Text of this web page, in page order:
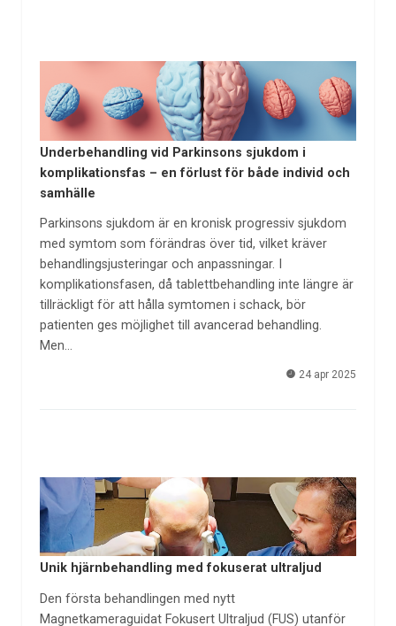
Underbehandling vid Parkinsons sjukdom i
komplikationsfas – en förlust för både individ och
samhälle
Parkinsons sjukdom är en kronisk progressiv sjukdom
med symtom som förändras över tid, vilket kräver
behandlingsjusteringar och anpassningar. I
komplikationsfasen, då tablettbehandling inte längre är
tillräckligt för att hålla symtomen i schack, bör
patienten ges möjlighet till avancerad behandling.
Men…
24 apr 2025
Unik hjärnbehandling med fokuserat ultraljud
Den första behandlingen med nytt
Magnetkameraguidat Fokusert Ultraljud (FUS) utanför